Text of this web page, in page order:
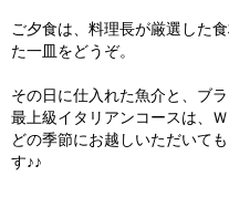
ご夕食は、料理長が厳選した
た一皿をどうぞ。
その日に仕入れた魚介と、ブ
最上級イタリアンコースは、
どの季節にお越しいただいて
す♪♪